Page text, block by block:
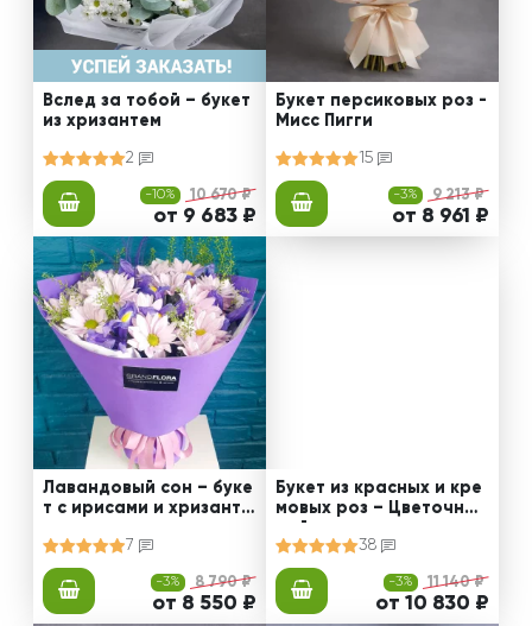
Вслед за тобой – букет
из хризантем
2
-10% 10 670 ₽
от 9 683 ₽
Букет персиковых роз -
Мисс Пигги
15
-3% 9 213 ₽
от 8 961 ₽
Лавандовый сон – буке
т с ирисами и хризанте
7
-3% 8 790 ₽
от 8 550 ₽
Букет из красных и кре
мовых роз – Цветочный
38
-3% 11 140 ₽
от 10 830 ₽